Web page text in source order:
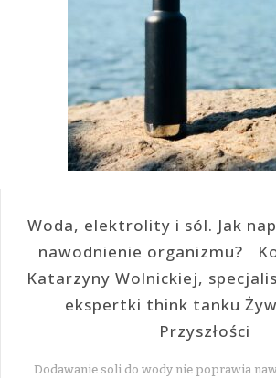
Woda, elektrolity i sól. Jak
nawodnienie organizmu?
Katarzyny Wolnickiej,
ekspertki think tanku
Przyszłości
Dodawanie soli do wody nie poprawia